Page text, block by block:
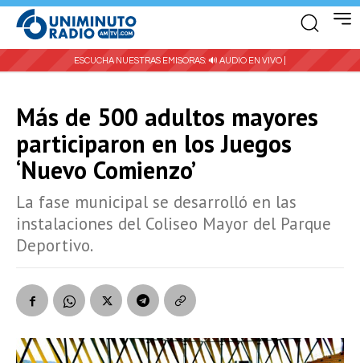
ESCUCHA NUESTRAS EMISORAS: 🔊 AUDIO EN VIVO |
Más de 500 adultos mayores
participaron en los Juegos
‘Nuevo Comienzo’
La fase municipal se desarrolló en las
instalaciones del Coliseo Mayor del Parque
Deportivo.